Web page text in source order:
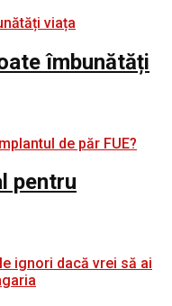
îmbunătăți
pentru